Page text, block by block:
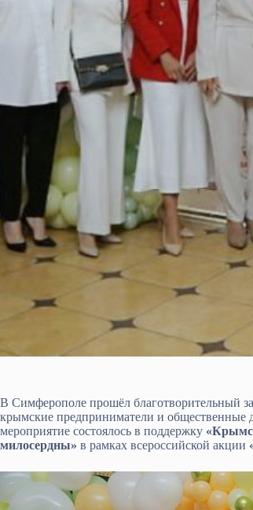
В Симферополе прошёл благотворительный
крымские предприниматели и общественные
мероприятие состоялось в поддержку
милосердны» в рамках всероссийской акции